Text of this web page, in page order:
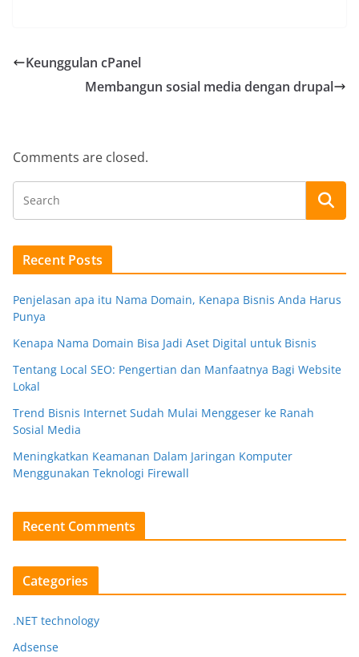
Keunggulan cPanel
Membangun sosial media dengan drupal
Comments are closed.
Recent Posts
Penjelasan apa itu Nama Domain, Kenapa Bisnis Anda Harus
Punya
Kenapa Nama Domain Bisa Jadi Aset Digital untuk Bisnis
Tentang Local SEO: Pengertian dan Manfaatnya Bagi Website
Lokal
Trend Bisnis Internet Sudah Mulai Menggeser ke Ranah
Sosial Media
Meningkatkan Keamanan Dalam Jaringan Komputer
Menggunakan Teknologi Firewall
Recent Comments
Categories
.NET technology
Adsense